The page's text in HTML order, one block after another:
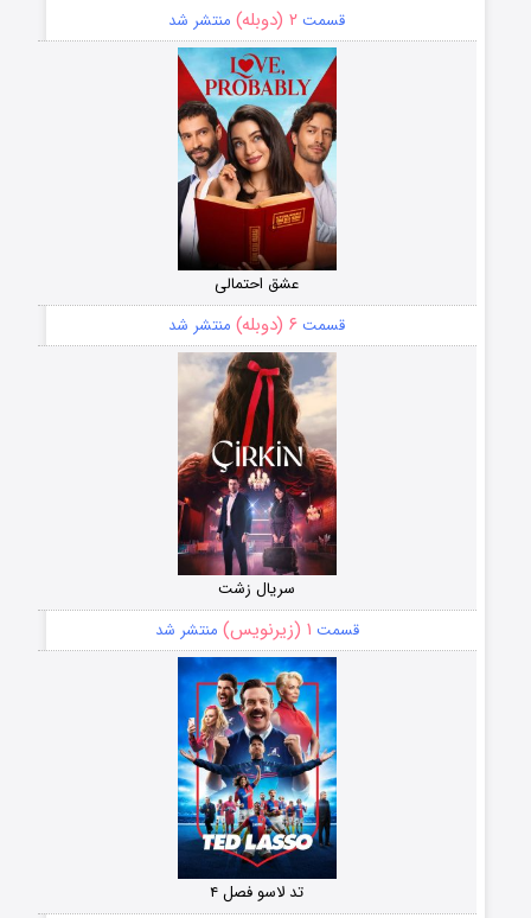
قسمت ۲ (دوبله) منتشر شد
عشق احتمالی
قسمت ۶ (دوبله) منتشر شد
سریال زشت
قسمت ۱ (زیرنویس) منتشر شد
تد لاسو فصل ۴